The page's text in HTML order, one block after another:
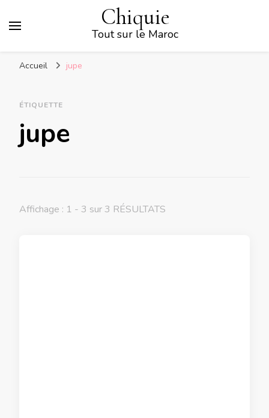
Chiquie
Tout sur le Maroc
Accueil jupe
ÉTIQUETTE
jupe
Affichage : 1 - 3 sur 3 RÉSULTATS